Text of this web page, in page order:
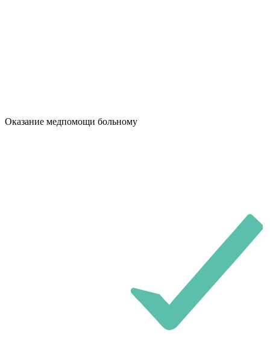
Оказание медпомощи больному